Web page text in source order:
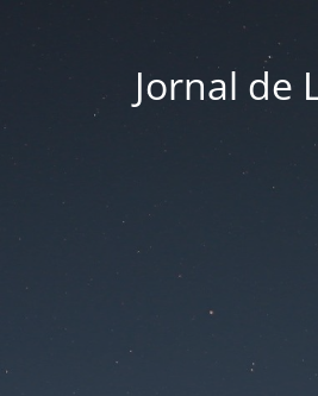
Jornal de